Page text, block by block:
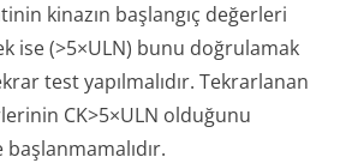
kinazın başlangıç değerleri
ise (>5×ULN) bunu doğrulamak
test yapılmalıdır. Tekrarlanan
CK>5×ULN olduğunu